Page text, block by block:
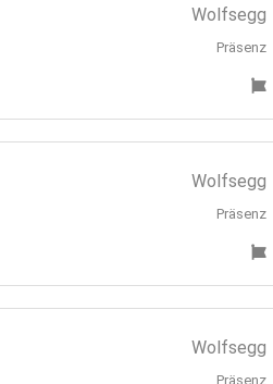
Wolfsegg
Präsenz
Wolfsegg
Präsenz
Wolfsegg
Präsenz